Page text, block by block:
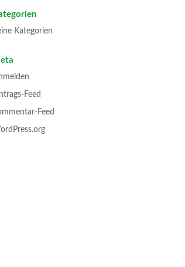
Kategorien
Feed
Feed